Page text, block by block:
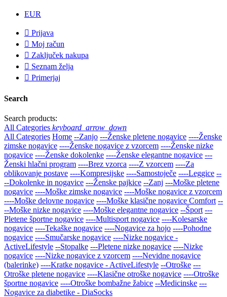
EUR
 Prijava
 Moj račun
 Zaključek nakupa
 Seznam želja
 Primerjaj
Search
Search products:
All Categories keyboard_arrow_down
All Categories Home --Zanjo ---Ženske pletene nogavice ----Ženske
zimske nogavice ----Ženske nogavice z vzorcem ----Ženske nizke
nogavice ----Ženske dokolenke ----Ženske elegantne nogavice ---
Ženski hlačni program ----Brez vzorca ----Z vzorcem ----Za
oblikovanje postave ----Kompresijske ----Samostoječe ----Leggice --
--Dokolenke in nogavice ---Ženske pajkice --Zanj ---Moške pletene
nogavice ----Moške zimske nogavice ----Moške nogavice z vzorcem
----Moške delovne nogavice ----Moške klasične nogavice Comfort --
--Moške nizke nogavice ----Moške elegantne nogavice --Šport ---
Pletene športne nogavice ----Multisport nogavice ----Kolesarske
nogavice ----Tekaške nogavice ----Nogavice za hojo ----Pohodne
nogavice ----Smučarske nogavice ----Nizke nogavice -
ActiveLifestyle --Stopalke ---Pletene nizke nogavice ----Nizke
nogavice ----Nizke nogavice z vzorcem ----Nevidne nogavice
(balerinke) ----Kratke nogavice - ActiveLifestyle --Otroške ---
Otroške pletene nogavice ----Klasične otroške nogavice ----Otroške
športne nogavice ----Otroške bombažne žabice --Medicinske ---
Nogavice za diabetike - DiaSocks